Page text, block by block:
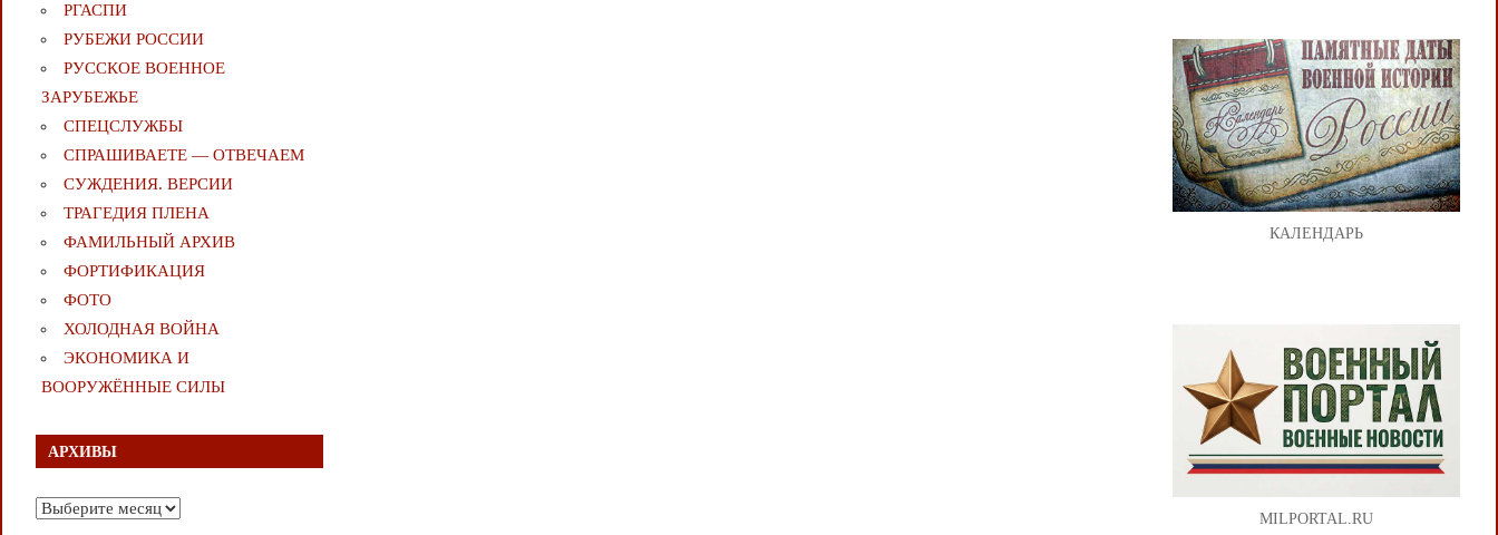
РГАСПИ
РУБЕЖИ РОССИИ
РУССКОЕ ВОЕННОЕ
ЗАРУБЕЖЬЕ
СПЕЦСЛУЖБЫ
СПРАШИВАЕТЕ — ОТВЕЧАЕМ
СУЖДЕНИЯ. ВЕРСИИ
ТРАГЕДИЯ ПЛЕНА
ФАМИЛЬНЫЙ АРХИВ
ФОРТИФИКАЦИЯ
ФОТО
ХОЛОДНАЯ ВОЙНА
ЭКОНОМИКА И
ВООРУЖЁННЫЕ СИЛЫ
АРХИВЫ
Архивы
КАЛЕНДАРЬ
MILPORTAL.RU